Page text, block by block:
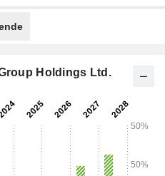
Holdings Ltd.